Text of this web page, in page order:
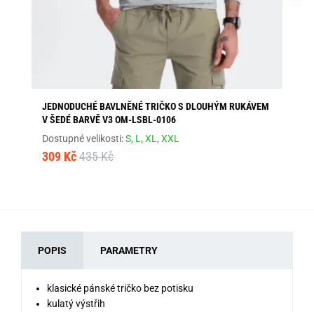
JEDNODUCHÉ BAVLNĚNÉ TRIČKO S DLOUHÝM RUKÁVEM
V ŠEDÉ BARVĚ V3 OM-LSBL-0106
Dostupné velikosti:S, L,XL,XXL
309 Kč 435 Kč
POPIS PARAMETRY
klasické pánské tričko bez potisku
kulatý výstřih